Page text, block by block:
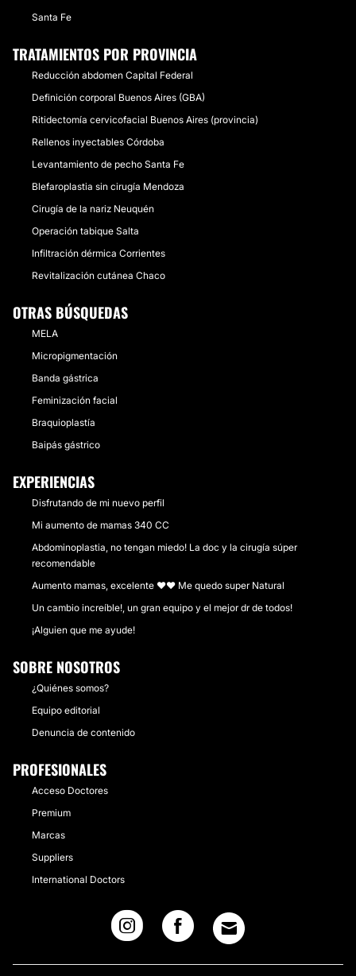
Santa Fe
TRATAMIENTOS POR PROVINCIA
Reducción abdomen Capital Federal
Definición corporal Buenos Aires (GBA)
Ritidectomía cervicofacial Buenos Aires (provincia)
Rellenos inyectables Córdoba
Levantamiento de pecho Santa Fe
Blefaroplastia sin cirugía Mendoza
Cirugía de la nariz Neuquén
Operación tabique Salta
Infiltración dérmica Corrientes
Revitalización cutánea Chaco
OTRAS BÚSQUEDAS
MELA
Micropigmentación
Banda gástrica
Feminización facial
Braquioplastía
Baipás gástrico
EXPERIENCIAS
Disfrutando de mi nuevo perfil
Mi aumento de mamas 340 CC
Abdominoplastia, no tengan miedo! La doc y la cirugía súper
recomendable
Aumento mamas, excelente ❤❤ Me quedo super Natural
Un cambio increíble!, un gran equipo y el mejor dr de todos!
¡Alguien que me ayude!
SOBRE NOSOTROS
¿Quiénes somos?
Equipo editorial
Denuncia de contenido
PROFESIONALES
Acceso Doctores
Premium
Marcas
Suppliers
International Doctors